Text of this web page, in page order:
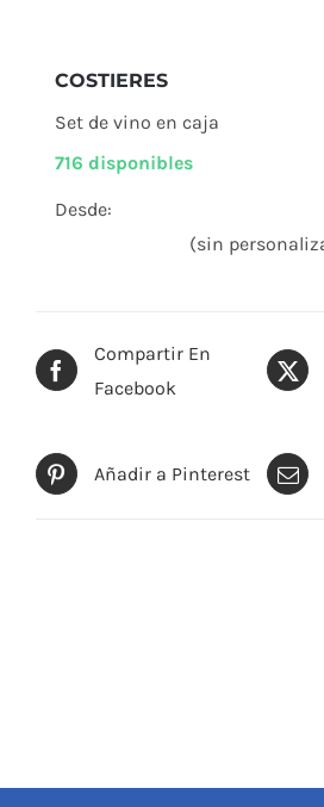
Compartir En
Facebook
Añadir a Pinterest
COSTIERES
Set de vino en caja
716 disponibles
Desde:
(sin